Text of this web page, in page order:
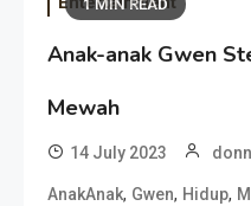
1 MIN READ
Anak-anak Gwen
Mewah
14 July 2023
AnakAnak, Gwen, Hidup,